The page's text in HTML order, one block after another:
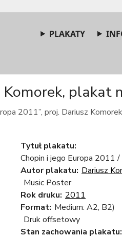
PLAKATY
plakat
2011”, proj. Dariusz
Tytuł plakatu:
Chopin i jego Europa 2011
Autor plakatu: Dariusz
Music Poster
Rok druku: 2011
Format: Medium: A2, B2)
Druk offsetowy
Stan zachowania plakatu: